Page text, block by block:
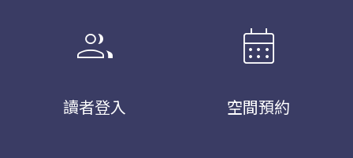
group
讀者登入
calendar_month
空間預約